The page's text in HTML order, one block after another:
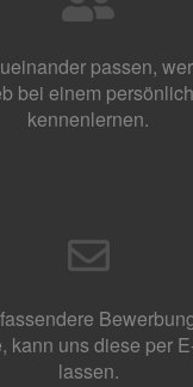
passen,
bei einem
kennenlernen.
kann uns diese per
lassen.